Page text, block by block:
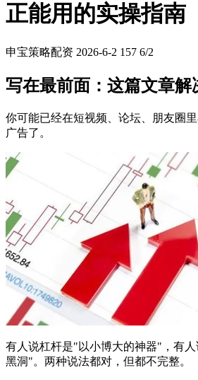
正能用的实操指南
申宝策略配资 2026-6-2 157 6/2
写在最前面：这篇文章解
你可能已经在短视频、论坛、朋友圈
广告了。
有人说杠杆是"以小博大的神器"，有
黑洞"。两种说法都对，但都不完整。